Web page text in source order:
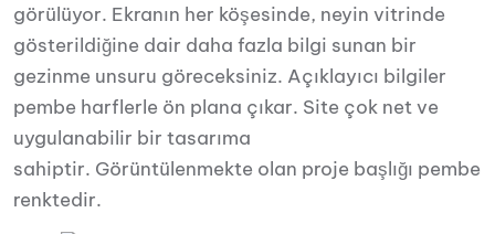
görülüyor. Ekranın her köşesinde, neyin vitrinde
gösterildiğine dair daha fazla bilgi sunan bir
gezinme unsuru göreceksiniz. Açıklayıcı bilgiler
pembe harflerle ön plana çıkar. Site çok net ve
uygulanabilir bir tasarıma
sahiptir. Görüntülenmekte olan proje başlığı pembe
renktedir.